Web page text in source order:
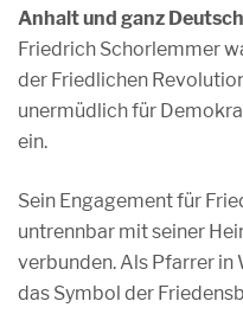
Anhalt und ganz
Friedrich Schorlemmer
der Friedlichen
unermüdlich für
ein.
Sein Engagement für
untrennbar mit seiner
verbunden. Als Pfarrer
das Symbol der